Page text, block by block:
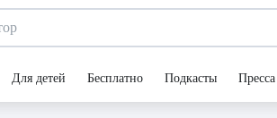
Для детей Бесплатно Подкасты Пресса